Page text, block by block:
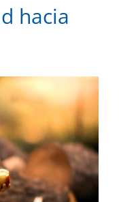
hacia